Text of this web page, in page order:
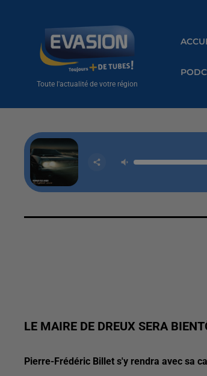
Toute l'actualité de votre région
LE MAIRE DE DREUX SERA
Pierre-Frédéric Billet s'y rendra avec sa